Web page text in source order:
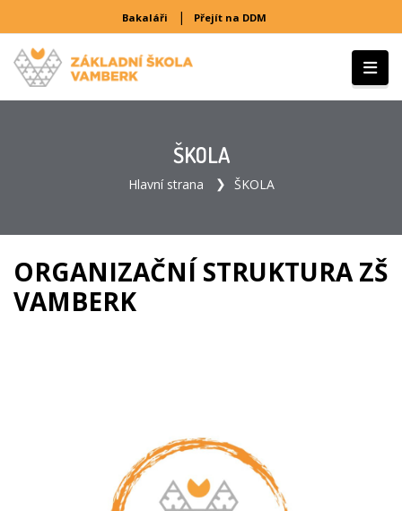
Bakaláři | Přejít na DDM
ŠKOLA
Hlavní strana ŠKOLA
ORGANIZAČNÍ STRUKTURA ZŠ
VAMBERK